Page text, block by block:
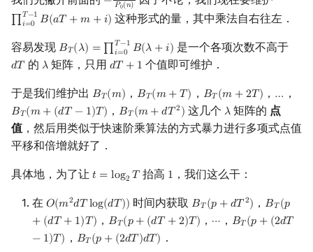
𝑃0(𝑛)
∏𝑇−1
𝑖=0 𝐵(𝑎𝑇 +𝑚 +𝑖)
∏i=0T −1B(aT +m+ i) 这种形式的量，其中乘法自右往左．
容易发现 𝐵𝑇 (𝜆) = ∏𝑇−1
𝑖=0 𝐵(𝜆 +𝑖)
BT(λ)= ∏i=0T−1B (λ+i 是一个各项次数不高于
𝑑𝑇
dT 的 𝜆
λ矩阵，只用 𝑑𝑇 + 1
dT+ 1 个值即可维护．
于是我们维护出 𝐵𝑇 (𝑚)
BT(m) ， 𝐵𝑇 (𝑚+𝑇 )
BT(m+ T) ， 𝐵𝑇(𝑚 +2𝑇 )
BT(m+ 2T ) ， …
… ，
𝐵𝑇 (𝑚+ (𝑑𝑇 − 1)𝑇 )
BT(m+ (d T−1)T) ， 𝐵𝑇 (𝑚+𝑑𝑇 2)
BT(m+ dT2) 这几个 𝜆
λ 矩阵的 点
值 ，然后用类似于快速阶乘算法的方式暴力进行多项式点值
平移和倍增就好了．
具体地，为了让 𝑡 = log2 𝑇
t =log2T 抬高 1
1 ，我们这么干：
在 𝑂(𝑚2𝑑𝑇 log(𝑑𝑇))
O(m2dTlog(dT)) 时间内获取 𝐵𝑇 (𝑝 +𝑑𝑇 2)
BT(p+dT2) ， 𝐵𝑇 (𝑝
+ (𝑑𝑇 + 1)𝑇)
BT(p+
， 𝐵𝑇 (𝑝+ (𝑑𝑇 +2)𝑇 )
BT(p+(d T+2) T) ， ⋯
⋯ ， 𝐵𝑇(𝑝 + (2𝑑𝑇
− 1)𝑇 )
BT(p+(2 dT−1)
， 𝐵𝑇(𝑝 + (2𝑑𝑇 )𝑑𝑇 )
BT(p+(2 dT)dT)
．